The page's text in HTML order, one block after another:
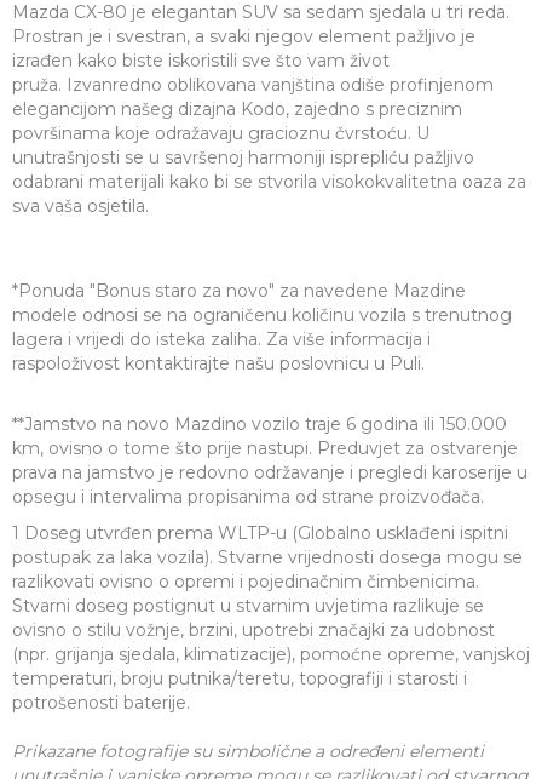
Mazda CX-80 je elegantan SUV sa sedam sjedala u tri reda.
Prostran je i svestran, a svaki njegov element pažljivo je
izrađen kako biste iskoristili sve što vam život
pruža. Izvanredno oblikovana vanjština odiše profinjenom
elegancijom našeg dizajna Kodo, zajedno s preciznim
površinama koje odražavaju gracioznu čvrstoću. U
unutrašnjosti se u savršenoj harmoniji isprepliću pažljivo
odabrani materijali kako bi se stvorila visokokvalitetna oaza za
sva vaša osjetila.
*Ponuda "Bonus staro za novo" za navedene Mazdine
modele odnosi se na ograničenu količinu vozila s trenutnog
lagera i vrijedi do isteka zaliha. Za više informacija i
raspoloživost kontaktirajte našu poslovnicu u Puli.
**Jamstvo na novo Mazdino vozilo traje 6 godina ili 150.000
km, ovisno o tome što prije nastupi. Preduvjet za ostvarenje
prava na jamstvo je redovno održavanje i pregledi karoserije u
opsegu i intervalima propisanima od strane proizvođača.
1 Doseg utvrđen prema WLTP-u (Globalno usklađeni ispitni
postupak za laka vozila). Stvarne vrijednosti dosega mogu se
razlikovati ovisno o opremi i pojedinačnim čimbenicima.
Stvarni doseg postignut u stvarnim uvjetima razlikuje se
ovisno o stilu vožnje, brzini, upotrebi značajki za udobnost
(npr. grijanja sjedala, klimatizacije), pomoćne opreme, vanjskoj
temperaturi, broju putnika/teretu, topografiji i starosti i
potrošenosti baterije.
Prikazane fotografije su simbolične a određeni elementi